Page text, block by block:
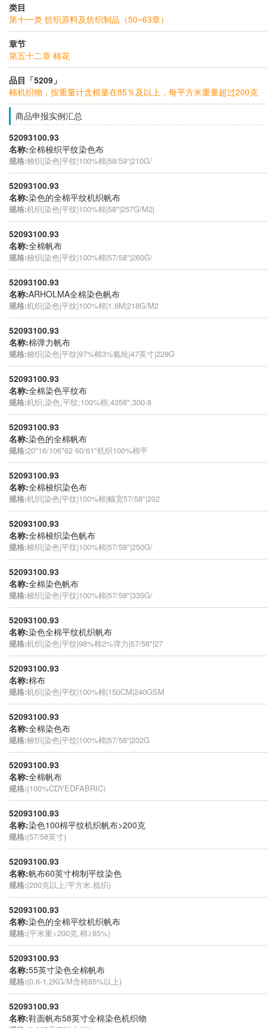
类目
第十一类 纺织原料及纺织制品（50~63章）
章节
第五十二章 棉花
品目「5209」
棉机织物，按重量计含棉量在85％及以上，每平方米重量超过200克
商品申报实例汇总
52093100.93
名称:全棉梭织平纹染色布
规格:梭织|染色|平纹|100%棉|58/59“|210G/
52093100.93
名称:染色的全棉平纹机织帆布
规格:机织|染色|平纹|100%棉|58"|257G/M2|
52093100.93
名称:全棉帆布
规格:梭织|染色|平纹|100%棉|57/58"|260G/
52093100.93
名称:ARHOLMA全棉染色帆布
规格:机织|染色|平纹|100%棉|1.6M|218G/M2
52093100.93
名称:棉弹力帆布
规格:梭织|染色|平纹|97%棉3%氨纶|47英寸|229G
52093100.93
名称:全棉染色平纹布
规格:机织;染色;平纹;100%棉;4358";300-8
52093100.93
名称:染色的全棉帆布
规格:20*16/106*62 60/61"机织100%棉平
52093100.93
名称:全棉梭织染色布
规格:机织|染色|平纹|100%棉|幅宽57/58"|202
52093100.93
名称:全棉梭织染色帆布
规格:梭织|染色|平纹|100%棉|57/58"|250G/
52093100.93
名称:全棉染色帆布
规格:梭织|染色|平纹|100%棉|57/58"|335G/
52093100.93
名称:染色全棉平纹机织帆布
规格:机织|染色|平纹|98%棉2%弹力|57/58"|27
52093100.93
名称:棉布
规格:机织|染色|平纹|100%棉|150CM|240GSM
52093100.93
名称:全棉染色布
规格:梭织|染色|平纹|100%棉|57/58''|202G
52093100.93
名称:全棉帆布
规格:(100%CDYEDFABRIC)
52093100.93
名称:染色100棉平纹机织帆布>200克
规格:(57/58英寸)
52093100.93
名称:帆布60英寸棉制平纹染色
规格:(200克以上/平方米.梳织)
52093100.93
名称:染色的全棉平纹机织帆布
规格:(平米重>200克,棉≥85%)
52093100.93
名称:55英寸染色全棉帆布
规格:(0.6-1.2KG/M含棉85%以上)
52093100.93
名称:鞋面帆布58英寸全棉染色机织物